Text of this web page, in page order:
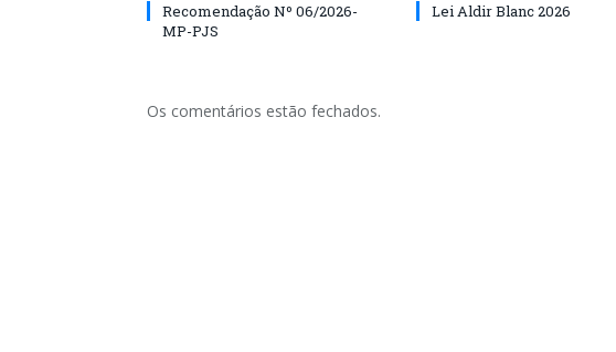
Recomendação Nº 06/2026-
MP-PJS
Lei Aldir Blanc 2026
Os comentários estão fechados.